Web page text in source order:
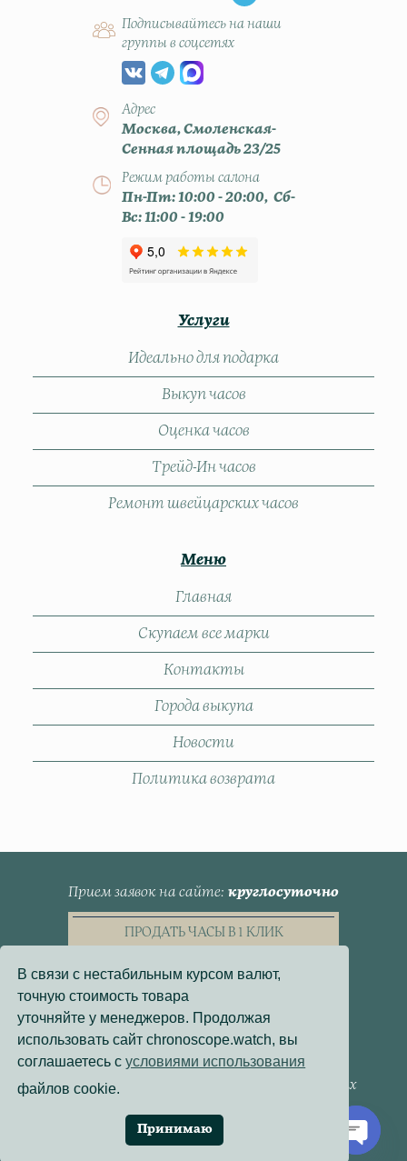
Подписывайтесь на наши
группы в соцсетях
Адрес
Москва, Смоленская-
Сенная площадь 23/25
Режим работы салона
Пн-Пт: 10:00 - 20:00, Сб-
Вс: 11:00 - 19:00
Услуги
Идеально для подарка
Выкуп часов
Оценка часов
Трейд-Ин часов
Ремонт швейцарских часов
Меню
Главная
Скупаем все марки
Контакты
Города выкупа
Новости
Политика возврата
Прием заявок на сайте круглосуточно
ПРОДАТЬ ЧАСЫ В 1 КЛИК
Пользовательское Соглашение
Политика конфиденциальности
Согласие на обработку персональных данных
Политика использования файлов cookie
Разработка сайта:Онлайн-Проекты
В связи с нестабильным курсом валют,
точную стоимость товара
уточняйте у менеджеров. Продолжая
использовать сайт chronoscope.watch, вы
соглашаетесь сусловиями использования
файлов cookie.
Принимаю